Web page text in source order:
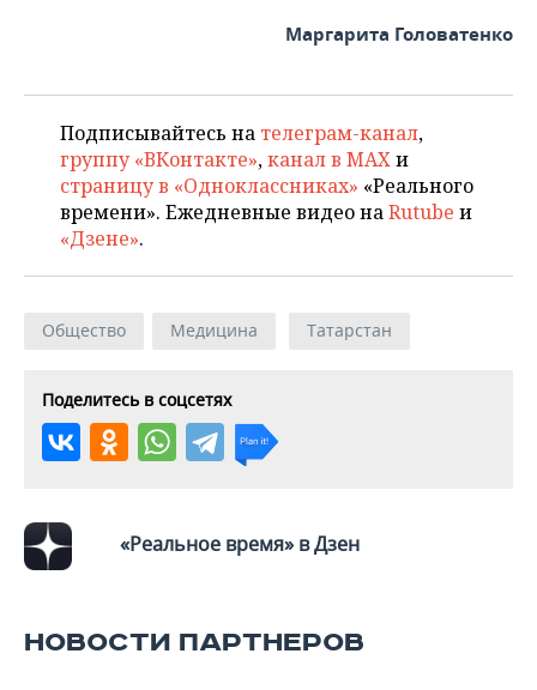
Маргарита Головатенко
Подписывайтесь на телеграм-канал,
группу «ВКонтакте»,канал в MAXи
страницу в «Одноклассниках» «Реального
времени». Ежедневные видео наRutube и
«Дзене».
Общество Медицина Татарстан
Поделитесь в соцсетях
«Реальное время» в Дзен
НОВОСТИ ПАРТНЕРОВ